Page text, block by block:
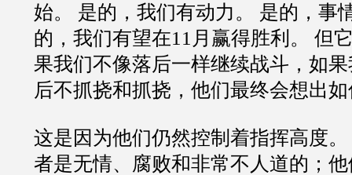
始。 是的，我们有动力。 是的，事
的，我们有望在11月赢得胜利。 但
果我们不像落后一样继续战斗，如
后不抓挠和抓挠，他们最终会想出
这是因为他们仍然控制着指挥高度
者是无情、腐败和非常不人道的；